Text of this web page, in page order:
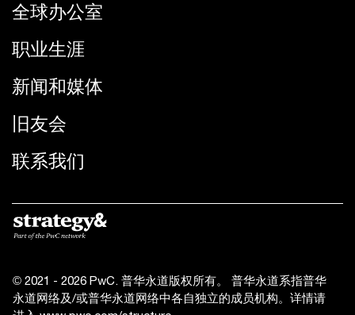
全球办公室
职业生涯
新闻和媒体
旧友会
联系我们
© 2021 - 2026 PwC. 普华永道版权所有。 普华永道系指普华
永道网络及/或普华永道网络中各自独立的成员机构。详情请